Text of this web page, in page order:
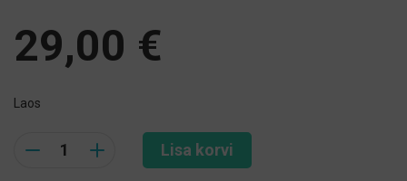
29,00 €
Laos
Lisa korvi